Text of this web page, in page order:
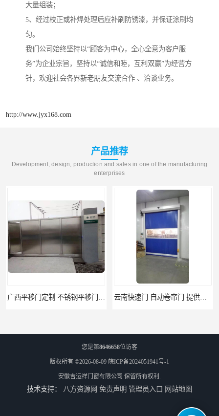
大量组装；
5、经过校正或补焊处理后应补刷防锈漆，并保证涂刷均
匀。
我们公司始终坚持以“顾客为中心，全心全意为客户服
务”为企业宗旨，坚持以“诚信和睦，互利双赢”为经营方
针，欢迎社会各界新老朋友交流合作 、洽谈业务。
http://www.jyx168.com
产品推荐
Development, design, production and sales in one of the manufacturing
enterprises
您是第8646658位访客
版权所有 ©2026-08-09 皖ICP备2024051941号-1
安徽吉运祥门窗有限公司 保留所有权利.
技术支持： 八方资源网 免责声明 管理员入口 网站地图